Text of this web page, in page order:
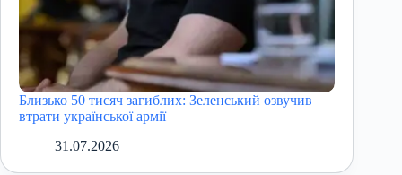
Близько 50 тисяч загиблих: Зеленський озвучив
втрати української армії
31.07.2026